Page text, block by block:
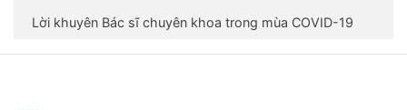
Lời khuyên Bác sĩ chuyên khoa trong mùa COVID-19